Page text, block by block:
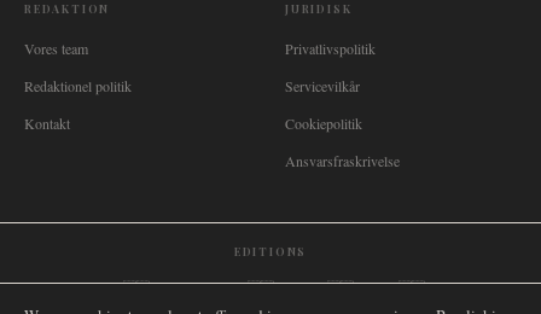
REDAKTION
Vores team
Redaktionel politik
Kontakt
JURIDISK
Privatlivspolitik
Servicevilkår
Cookiepolitik
Ansvarsfraskrivelse
EDITIONS
🌐 International🇬🇧 United Kingdom🇦🇺 Australia🇨🇦 Canada🇳🇿 New Zealand